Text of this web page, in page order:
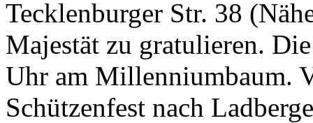
Tecklenburger Str. 38
Majestät zu gratulieren.
Uhr am Millenniumbaum.
Schützenfest nach